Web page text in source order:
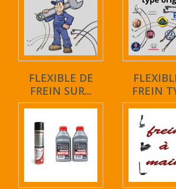
FLEXIBLE DE
FREIN SUR...
FREIN